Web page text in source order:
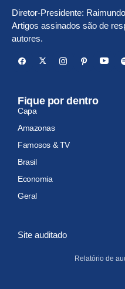
Diretor-Presidente:
Artigos assinados são de
autores.
Fique por dentro
Capa
Amazonas
Famosos & TV
Brasil
Economia
Geral
Site auditado
Relatório de